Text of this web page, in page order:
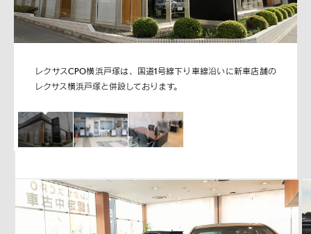
レクサスCPO横浜戸塚は、国道1号線下り車線沿いに新車店舗の
レクサス横浜戸塚と併設しております。